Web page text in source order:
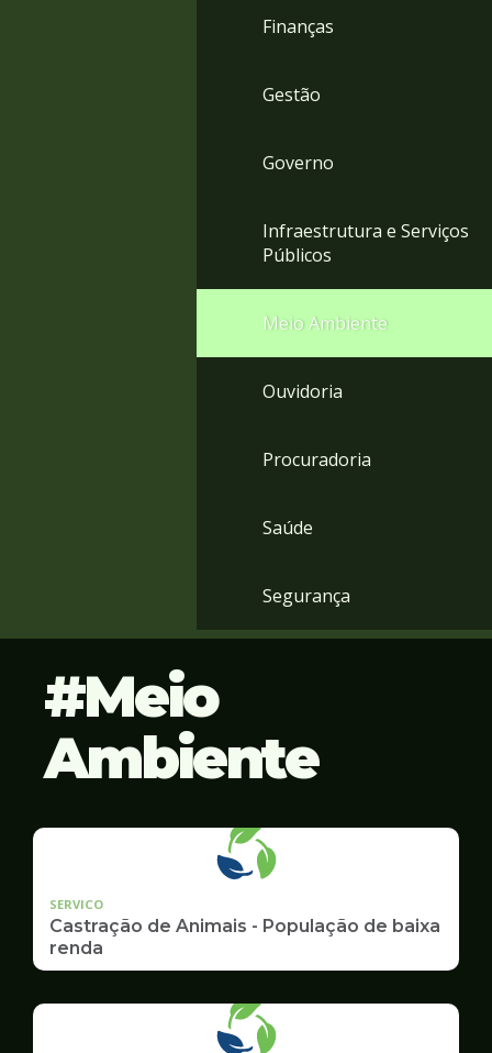
Finanças
Gestão
Governo
Infraestrutura e Serviços
Públicos
Meio Ambiente
Ouvidoria
Procuradoria
Saúde
Segurança
Meio
Ambiente
SERVICO
Castração de Animais - População de baixa
renda